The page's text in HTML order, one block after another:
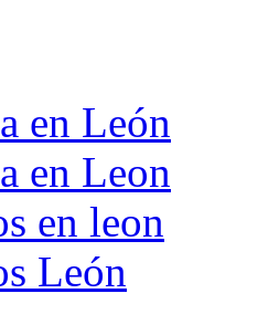
en León
en Leon
en leon
León